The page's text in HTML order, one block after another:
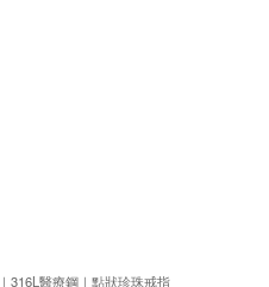
316L醫療鋼｜點狀珍珠戒指